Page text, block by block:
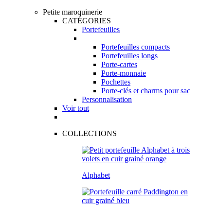
Petite maroquinerie
CATÉGORIES
Portefeuilles
Portefeuilles compacts
Portefeuilles longs
Porte-cartes
Porte-monnaie
Pochettes
Porte-clés et charms pour sac
Personnalisation
Voir tout
COLLECTIONS
Alphabet